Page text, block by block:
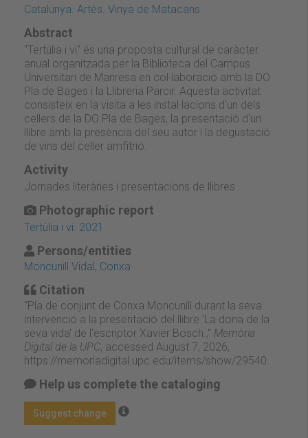
Catalunya. Artès. Vinya de Matacans
Abstract
"Tertúlia i vi" és una proposta cultural de caràcter
anual organitzada per la Biblioteca del Campus
Universitari de Manresa en col·laboració amb la DO
Pla de Bages i la Llibreria Parcir. Aquesta activitat
consisteix en la visita a les instal·lacions d'un dels
cellers de la DO Pla de Bages, la presentació d'un
llibre amb la presència del seu autor i la degustació
de vins del celler amfitrió.
Activity
Jornades literàries i presentacions de llibres
Photographic report
Tertúlia i vi. 2021
Persons/entities
Moncunill Vidal, Conxa
Citation
“Pla de conjunt de Conxa Moncunill durant la seva
intervenció a la presentació del llibre 'La dona de la
seva vida' de l'escriptor Xavier Bosch.,” Memòria
Digital de la UPC, accessed August 7, 2026,
https://memoriadigital.upc.edu/items/show/29540
Help us complete the cataloging
Suggest change